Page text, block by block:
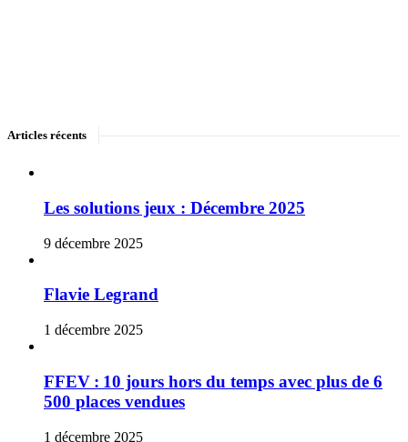
Articles récents
Les solutions jeux : Décembre 2025
9 décembre 2025
Flavie Legrand
1 décembre 2025
FFEV : 10 jours hors du temps avec plus de 6
500 places vendues
1 décembre 2025